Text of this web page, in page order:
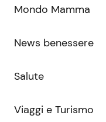
Mondo Mamma
News benessere
Salute
Viaggi e Turismo